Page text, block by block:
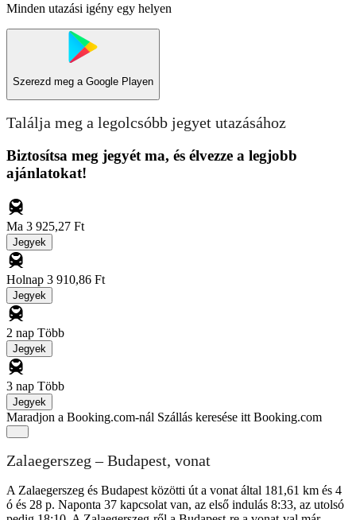
Minden utazási igény egy helyen
Szerezd meg a Google Playen
Találja meg a legolcsóbb jegyet utazásához
Biztosítsa meg jegyét ma, és élvezze a legjobb
ajánlatokat!
Ma 3 925,27 Ft
Jegyek
Holnap 3 910,86 Ft
Jegyek
2 nap Több
Jegyek
3 nap Több
Jegyek
Maradjon a Booking.com-nál Szállás keresése itt Booking.com
Zalaegerszeg – Budapest, vonat
A Zalaegerszeg és Budapest közötti út a vonat által 181,61 km és 4
ó és 28 p. Naponta 37 kapcsolat van, az első indulás 8:33, az utolsó